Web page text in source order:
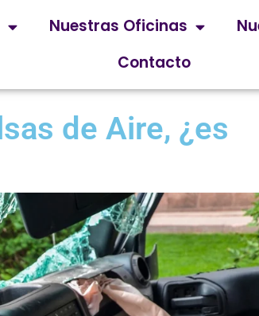
Nuestras Oficinas
Contacto
de Aire, ¿es